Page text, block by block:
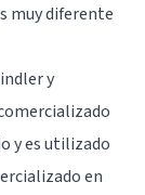
muy diferente
y
y es utilizado
en